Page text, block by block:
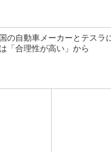
の自動車メーカーとテスラ
「合理性が高い」から